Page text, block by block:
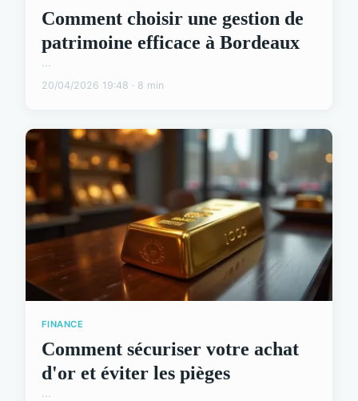
Comment choisir une gestion de
patrimoine efficace à Bordeaux
...
20/04/2026 19:48 · 8 min
FINANCE
Comment sécuriser votre achat
d'or et éviter les pièges
...